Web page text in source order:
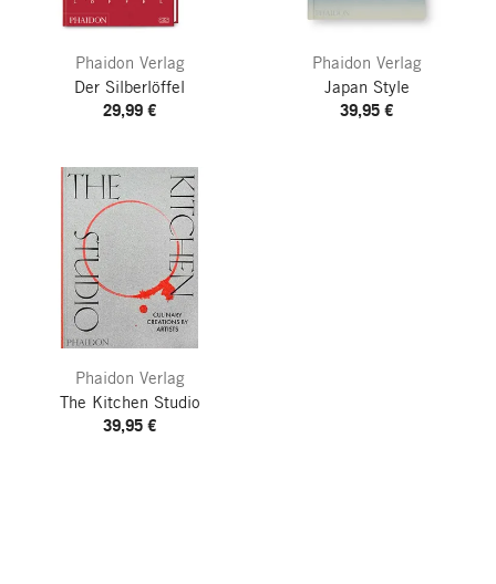
Phaidon Verlag
Der Silberlöffel
29,99 €
Phaidon Verlag
Japan Style
39,95 €
Phaidon Verlag
The Kitchen Studio
39,95 €